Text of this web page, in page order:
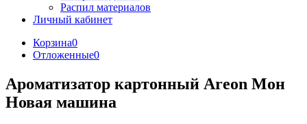
Распил материалов
Личный кабинет
Корзина0
Отложенные0
Ароматизатор картонный Areon Мон
Новая машина